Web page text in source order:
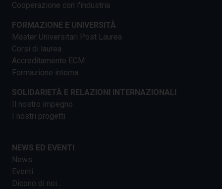
Cooperazione con l'industria
FORMAZIONE E UNIVERSITÀ
Master Universitari Post Laurea
Corsi di laurea
Accreditamento ECM
Formazione interna
SOLIDARIETÀ E RELAZIONI INTERNAZIONALI
Il nostro impegno
I nostri progetti
NEWS ED EVENTI
News
Eventi
Dicono di noi...